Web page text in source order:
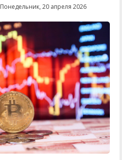
Понедельник, 20 апреля 2026